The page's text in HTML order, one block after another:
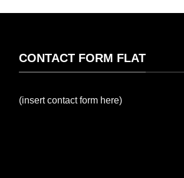
CONTACT FORM FLAT
(insert contact form here)